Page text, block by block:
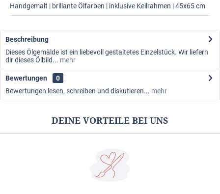
Handgemalt | brillante Ölfarben | inklusive Keilrahmen | 45x65 cm
Beschreibung
Dieses Ölgemälde ist ein liebevoll gestaltetes Einzelstück. Wir liefern
dir dieses Ölbild... mehr
Bewertungen
0
Bewertungen lesen, schreiben und diskutieren... mehr
DEINE VORTEILE BEI UNS